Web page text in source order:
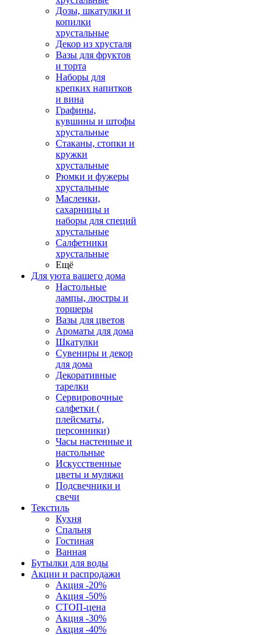
Дозы, шкатулки и
копилки
хрустальные
Декор из хрусталя
Вазы для фруктов
и торта
Наборы для
крепких напитков
и вина
Графины,
кувшины и штофы
хрустальные
Стаканы, стопки и
кружки
хрустальные
Рюмки и фужеры
хрустальные
Масленки,
сахарницы и
наборы для специй
хрустальные
Салфетники
хрустальные
Ещё
Для уюта вашего дома
Настольные
лампы, люстры и
торшеры
Вазы для цветов
Ароматы для дома
Шкатулки
Сувениры и декор
для дома
Декоративные
тарелки
Сервировочные
салфетки (
плейсматы,
персонники)
Часы настенные и
настольные
Искусственные
цветы и муляжи
Подсвечники и
свечи
Текстиль
Кухня
Спальня
Гостиная
Ванная
Бутылки для воды
Акции и распродажи
Акция -20%
Акция -50%
СТОП-цена
Акция -30%
Акция -40%